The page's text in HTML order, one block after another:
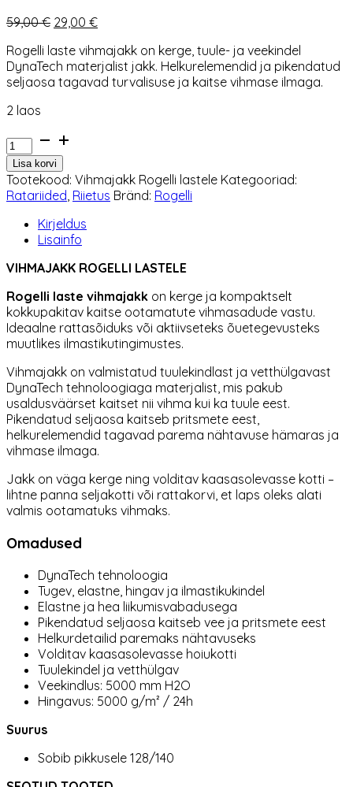
59,00€ Algne
oli:
59,00 €.
29,00 €Praegune
on:
29,00 €.
Rogelli laste vihmajakk on kerge, tuule- ja veekindel
DynaTech materjalist jakk. Helkurelemendid ja pikendatud
seljaosa tagavad turvalisuse ja kaitse vihmase ilmaga.
2 laos
Vihmajakk
Rogelli
lastele
kogus
Lisa korvi
Tootekood: Vihmajakk Rogelli lastele Kategooriad:
Ratariided, Riietus Bränd: Rogelli
Kirjeldus
Lisainfo
VIHMAJAKK ROGELLI LASTELE
Rogelli laste vihmajakk on kerge ja kompaktselt
kokkupakitav kaitse ootamatute vihmasadude vastu.
Ideaalne rattasõiduks või aktiivseteks õuetegevusteks
muutlikes ilmastikutingimustes.
Vihmajakk on valmistatud tuulekindlast ja vetthülgavast
DynaTech tehnoloogiaga materjalist, mis pakub
usaldusväärset kaitset nii vihma kui ka tuule eest.
Pikendatud seljaosa kaitseb pritsmete eest,
helkurelemendid tagavad parema nähtavuse hämaras ja
vihmase ilmaga.
Jakk on väga kerge ning volditav kaasasolevasse kotti –
lihtne panna seljakotti või rattakorvi, et laps oleks alati
valmis ootamatuks vihmaks.
Omadused
DynaTech tehnoloogia
Tugev, elastne, hingav ja ilmastikukindel
Elastne ja hea liikumisvabadusega
Pikendatud seljaosa kaitseb vee ja pritsmete eest
Helkurdetailid paremaks nähtavuseks
Volditav kaasasolevasse hoiukotti
Tuulekindel ja vetthülgav
Veekindlus: 5000 mm H2O
Hingavus: 5000 g/m² / 24h
Suurus
Sobib pikkusele 128/140